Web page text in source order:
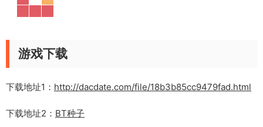
游戏下载
下载地址1： http://dacdate.com/file/18b3b85cc9479fad.html
下载地址2： BT种子